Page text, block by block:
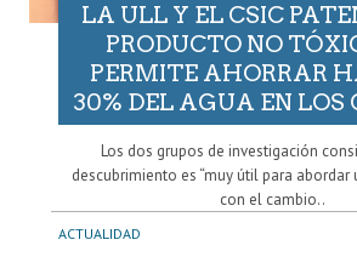
LA ULL Y EL CSIC
PRODUCTO NO
PERMITE AHORRAR
30% DEL AGUA EN LOS
Los dos grupos de investigación
descubrimiento es “muy útil para abordar
con el cambio..
ACTUALIDAD